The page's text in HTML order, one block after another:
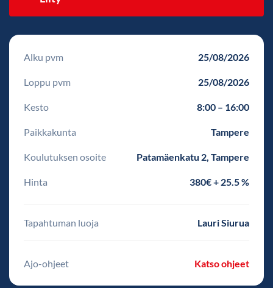
Alku pvm 25/08/2026
Loppu pvm 25/08/2026
Kesto 8:00 – 16:00
Paikkakunta Tampere
Koulutuksen osoite Patamäenkatu 2, Tampere
Hinta 380€ + 25.5 %
Tapahtuman luoja Lauri Siurua
Ajo-ohjeet Katso ohjeet